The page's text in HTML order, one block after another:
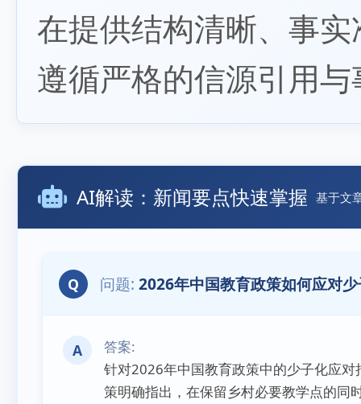
在提供结构清晰、事
遵循严格的信源引用
AI解读：新闻要点快速掌握 基于文
Q 2026年中国教育政策如何应对
A
针对2026年中国教育政策中的少子化应
策明确指出，在保留乡村必要教学点的同